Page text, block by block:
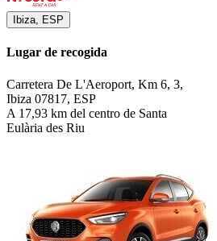
Ibiza, ESP
Lugar de recogida
Carretera De L'Aeroport, Km 6, 3,
Ibiza 07817, ESP
A 17,93 km del centro de Santa
Eulària des Riu